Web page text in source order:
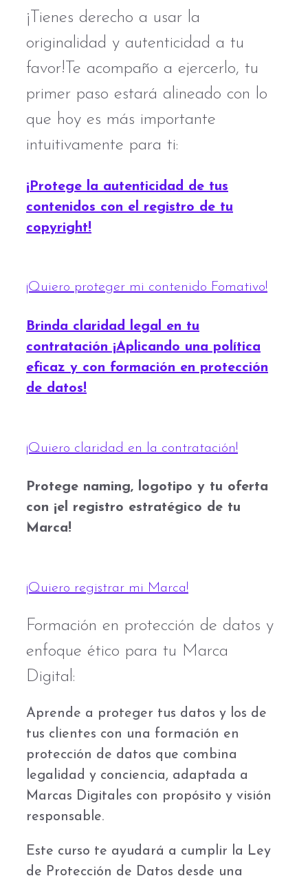
¡Tienes derecho a usar la
originalidad y autenticidad a tu
favor!Te acompaño a ejercerlo, tu
primer paso estará alineado con lo
que hoy es más importante
intuitivamente para ti:
¡Protege la autenticidad de tus
contenidos con el registro de tu
copyright!
¡Quiero proteger mi contenido Fomativo!
Brinda claridad legal en tu
contratación ¡Aplicando una política
eficaz y con formación en protección
de datos!
¡Quiero claridad en la contratación!
Protege naming, logotipo y tu oferta
con ¡el registro estratégico de tu
Marca!
¡Quiero registrar mi Marca!
Formación en protección de datos y
enfoque ético para tu Marca
Digital:
Aprende a proteger tus datos y los de
tus clientes con una formación en
protección de datos que combina
legalidad y conciencia, adaptada a
Marcas Digitales con propósito y visión
responsable.
Este curso te ayudará a cumplir la Ley
de Protección de Datos desde una